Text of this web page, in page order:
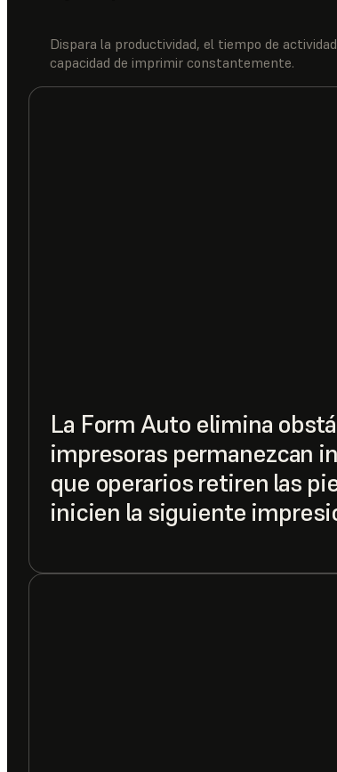
Dispara la productividad, el tiempo de
capacidad de imprimir constantemente.
La Form Auto elimina
impresoras permanezcan
que operarios retiren las
inicien la siguiente